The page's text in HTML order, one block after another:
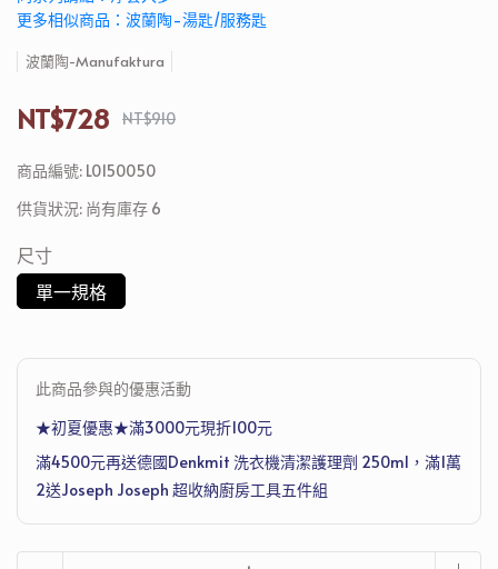
更多相似商品：波蘭陶-湯匙/服務匙
波蘭陶-Manufaktura
NT$728 NT$910
商品編號: L0150050
供貨狀況: 尚有庫存 6
尺寸
單一規格
此商品參與的優惠活動
★初夏優惠★滿3000元現折100元
滿4500元再送德國Denkmit 洗衣機清潔護理劑 250ml，滿1萬
2送Joseph Joseph 超收納廚房工具五件組